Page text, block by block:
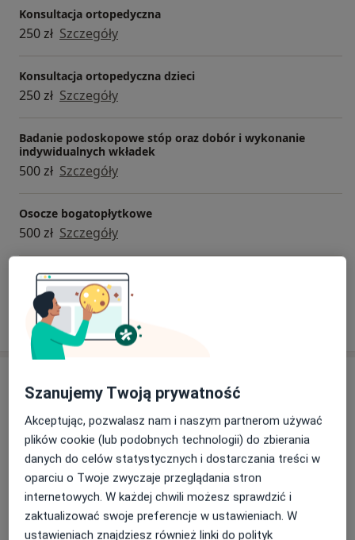
Konsultacja ortopedyczna
250 zł Szczegóły
Konsultacja ortopedyczna dzieci
250 zł Szczegóły
Badanie podoskopowe stóp oraz dobór i wykonanie
indywidualnych wkładek
500 zł Szczegóły
Osocze bogatopłytkowe
500 zł Szczegóły
+ 2 usługi
W jaki sposób ustalane są ceny?
Online Adres 1 Adres 2
Konsultacja online
Szanujemy Twoją prywatność
Akceptując, pozwalasz nam i naszym partnerom używać
plików cookie (lub podobnych technologii) do zbierania
danych do celów statystycznych i dostarczania treści w
oparciu o Twoje zwyczaje przeglądania stron
internetowych. W każdej chwili możesz sprawdzić i
zaktualizować swoje preferencje w ustawieniach. W
ustawieniach znajdziesz również linki do polityk